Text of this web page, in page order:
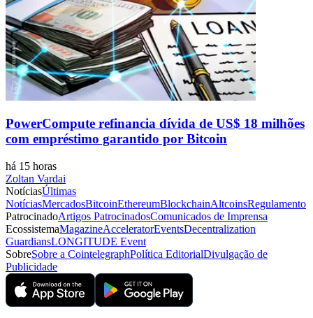
PowerCompute refinancia dívida de US$ 18 milhões
com empréstimo garantido por Bitcoin
há 15 horas
Zoltan Vardai
NotíciasÚltimas
NotíciasMercadosBitcoinEthereumBlockchainAltcoinsRegulamento
PatrocinadoArtigos PatrocinadosComunicados de Imprensa
EcossistemaMagazineAcceleratorEventsDecentralization
GuardiansLONGITUDE Event
SobreSobre a CointelegraphPolítica EditorialDivulgação de
Publicidade